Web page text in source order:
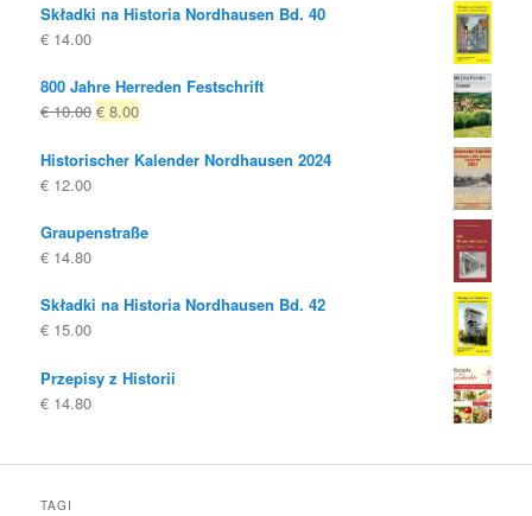
Składki na Historia Nordhausen Bd. 40
€ 14.00
800 Jahre Herreden Festschrift
€10.00 Oryginalna
była:
€ 8.00Obecna
to:
Historischer Kalender Nordhausen 2024
€ 12.00
Graupenstraße
€ 14.80
Składki na Historia Nordhausen Bd. 42
€ 15.00
Przepisy z Historii
€ 14.80
TAGI